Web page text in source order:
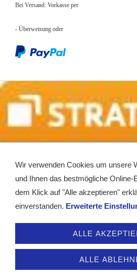
Bei Versand: Vorkasse per
- Überweisung oder
Service - Kontakt Impressum
Datenschutz
Vertrag
Wir verwenden Cookies um unsere
und Ihnen das bestmögliche Online-
dem Klick auf "Alle akzeptieren"
einverstanden. Erweiterte
ALLE
ALLE